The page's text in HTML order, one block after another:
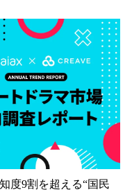
度9割を超える“国民